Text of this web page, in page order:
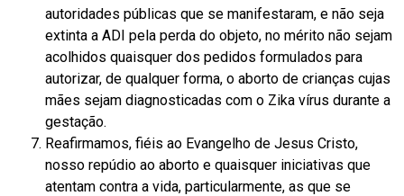
autoridades públicas que se manifestaram, e não seja
extinta a ADI pela perda do objeto, no mérito não sejam
acolhidos quaisquer dos pedidos formulados para
autorizar, de qualquer forma, o aborto de crianças cujas
mães sejam diagnosticadas com o Zika vírus durante a
gestação.
Reafirmamos, fiéis ao Evangelho de Jesus Cristo,
nosso repúdio ao aborto e quaisquer iniciativas que
atentam contra a vida, particularmente, as que se